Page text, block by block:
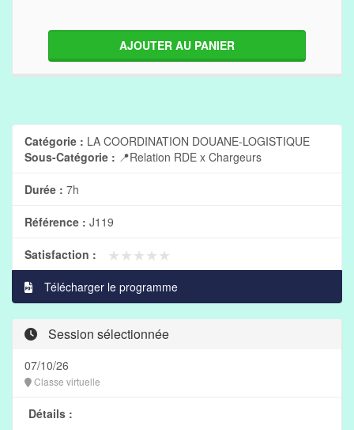
AJOUTER AU PANIER
Catégorie : LA COORDINATION DOUANE-LOGISTIQUE
Sous-Catégorie : 📍Relation RDE x Chargeurs
Durée : 7h
Référence : J119
Satisfaction : ★★★★★
★★★★★
Télécharger le programme
Session sélectionnée
07/10/26
Classe virtuelle
Détails :